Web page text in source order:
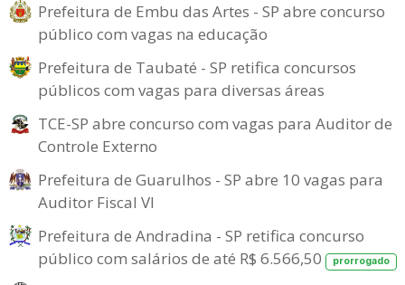
Prefeitura de Embu das Artes - SP abre concurso
público com vagas na educação
Prefeitura de Taubaté - SP retifica concursos
públicos com vagas para diversas áreas
TCE-SP abre concurso com vagas para Auditor de
Controle Externo
Prefeitura de Guarulhos - SP abre 10 vagas para
Auditor Fiscal VI
Prefeitura de Andradina - SP retifica concurso
público com salários de até R$ 6.566,50
prorrogado